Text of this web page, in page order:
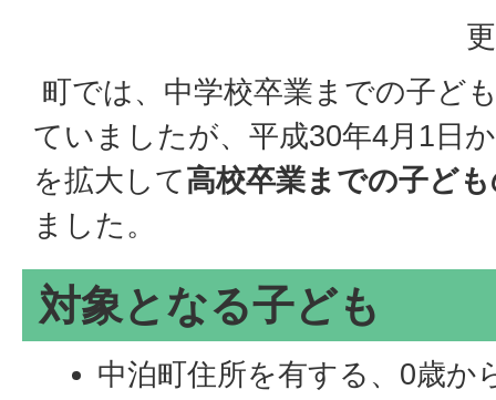
町では、中学校卒業までの子ど
ていましたが、平成30年4月1日
を拡大して高校卒業までの子ど
ました。
対象となる子ども
中泊町住所を有する、0歳か